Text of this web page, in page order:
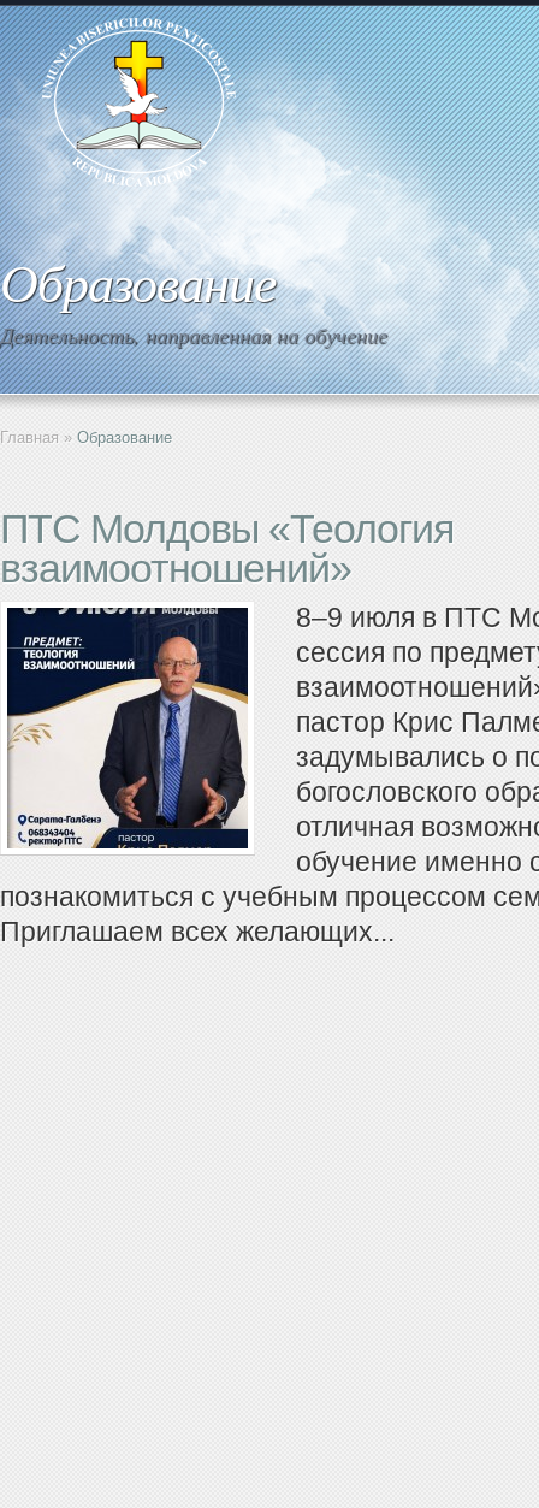
Образование
Деятельность, направленная на обучение
Главная » Образование
ПТС Молдовы «Теология
взаимоотношений»
8–9 июля в ПТС
сессия по
пастор Крис
задумывались о
богословского
отличная
обучение именно
познакомиться с учебным процессом
Приглашаем всех желающих...